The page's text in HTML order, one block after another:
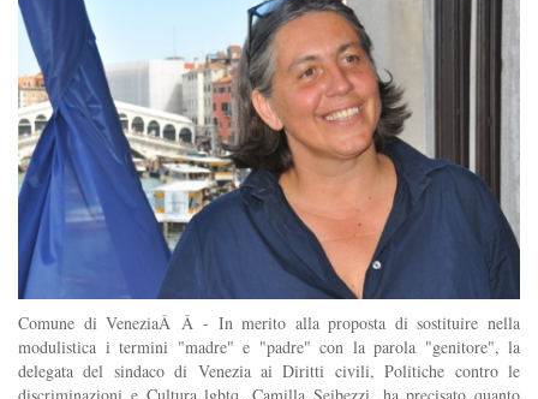
Comune di VeneziaÂ Â - In merito alla proposta di sostituire nella
modulistica i termini "madre" e "padre" con la parola "genitore", la
delegata del sindaco di Venezia ai Diritti civili, Politiche contro le
discriminazioni e Cultura lgbtq, Camilla Seibezzi, ha precisato quanto